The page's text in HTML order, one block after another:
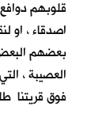
قلوبهم
اصدقاء ، او
بعضهم
العصيبة ،
فوق قريتنا